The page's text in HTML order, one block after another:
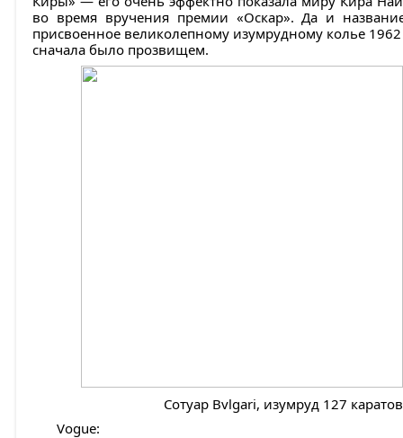
во время вручения премии «Оскар». Да и
присвоенное великолепному изумрудному колье
сначала было прозвищем.
Сотуар Bvlgari, изумруд 127 каратов
Vogue: